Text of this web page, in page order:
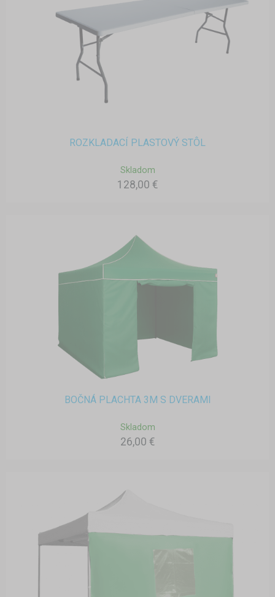
ROZKLADACÍ PLASTOVÝ STÔL
Skladom
128,00 €
BOČNÁ PLACHTA 3M S DVERAMI
Skladom
26,00 €